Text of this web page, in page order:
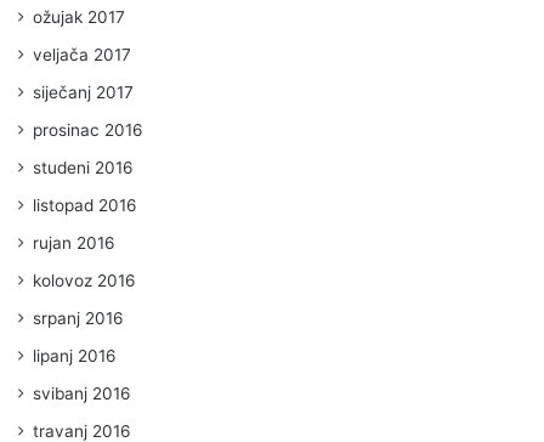
ožujak 2017
veljača 2017
siječanj 2017
prosinac 2016
studeni 2016
listopad 2016
rujan 2016
kolovoz 2016
srpanj 2016
lipanj 2016
svibanj 2016
travanj 2016